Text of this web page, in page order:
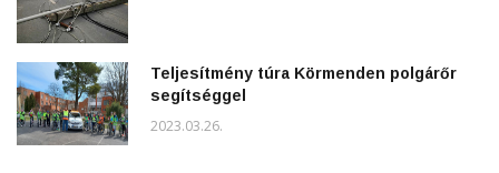
Teljesítmény túra Körmenden polgárőr
segítséggel
2023.03.26.